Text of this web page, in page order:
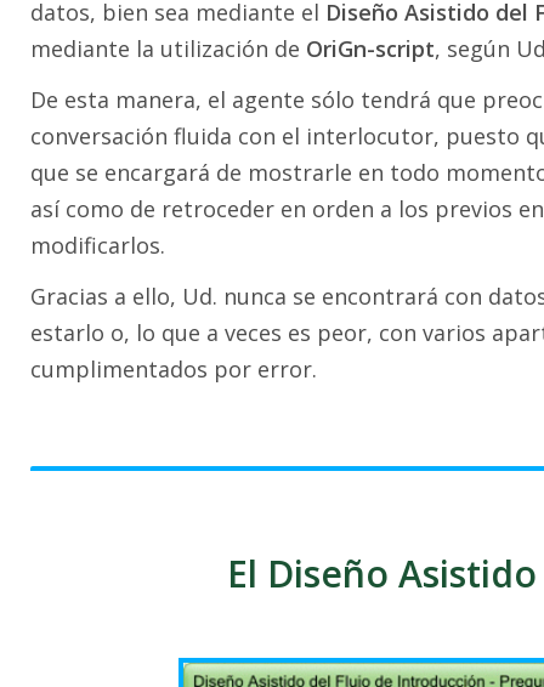
datos, bien sea mediante el Diseño Asistido del
mediante la utilización de OriGn-script, según
De esta manera, el agente sólo tendrá que
conversación fluida con el interlocutor, puesto
que se encargará de mostrarle en todo
así como de retroceder en orden a los previos
modificarlos.
Gracias a ello, Ud. nunca se encontrará con
estarlo o, lo que a veces es peor, con varios
cumplimentados por error.
El Diseño